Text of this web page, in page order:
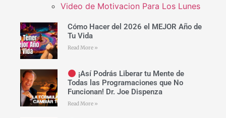
Video de Motivacion Para Los Lunes
Cómo Hacer del 2026 el MEJOR Año de
Tu Vida
Read More »
¡Así Podrás Liberar tu Mente de
Todas las Programaciones que No
Funcionan! Dr. Joe Dispenza
Read More »